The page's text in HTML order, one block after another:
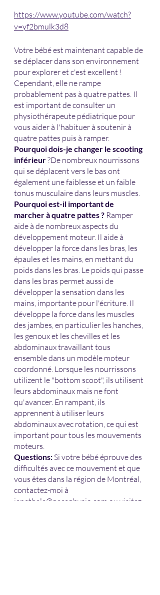
https://www.youtube.com/watch?
v=yf2bmulk3d8
Votre bébé est maintenant capable de
se déplacer dans son environnement
pour explorer et c'est excellent !
Cependant, elle ne rampe
probablement pas à quatre pattes. Il
est important de consulter un
physiothérapeute pédiatrique pour
vous aider à l'habituer à soutenir à
quatre pattes puis à ramper.
Pourquoi dois-je changer le scooting
inférieur ?De nombreux nourrissons
qui se déplacent vers le bas ont
également une faiblesse et un faible
tonus musculaire dans leurs muscles.
Pourquoi est-il important de
marcher à quatre pattes ? Ramper
aide à de nombreux aspects du
développement moteur. Il aide à
développer la force dans les bras, les
épaules et les mains, en mettant du
poids dans les bras. Le poids qui passe
dans les bras permet aussi de
développer la sensation dans les
mains, importante pour l'écriture. Il
développe la force dans les muscles
des jambes, en particulier les hanches,
les genoux et les chevilles et les
abdominaux travaillant tous
ensemble dans un modèle moteur
coordonné. Lorsque les nourrissons
utilizent le "bottom scoot", ils utilisent
leurs abdominaux mais ne font
qu'avancer. En rampant, ils
apprennent à utiliser leurs
abdominaux avec rotation, ce qui est
important pour tous les mouvements
moteurs.
Questions: Si votre bébé éprouve des
difficultés avec ce mouvement et que
vous êtes dans la région de Montréal,
contactez-moi à
janethale@pacephysio.com ou visitez